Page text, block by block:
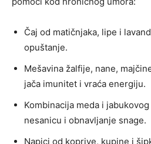
Čaj od matičnjaka, lipe i
opuštanje.
Mešavina žalfije, nane,
jača imunitet i vraća energiju.
Kombinacija meda i
nesanicu i obnavljanje snage.
Napici od koprive, kupine i